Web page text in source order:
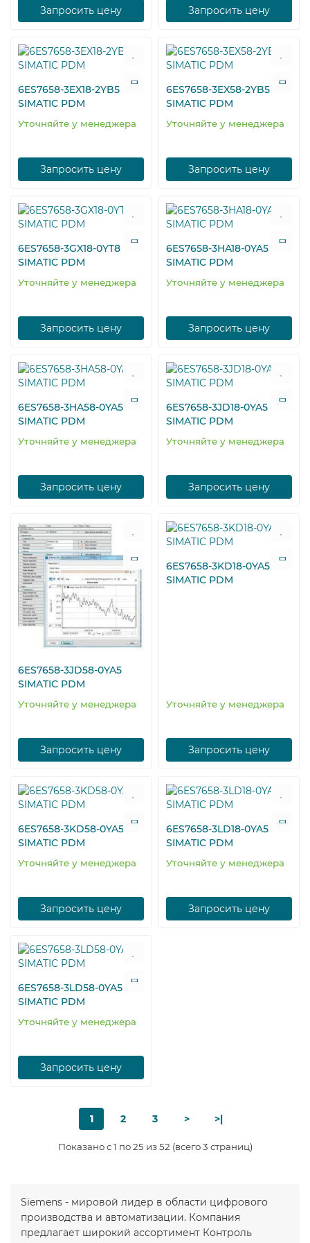
Запросить цену Запросить цену
6ES7658-3EX18-2YB5
SIMATIC PDM
Уточняйте у менеджера
Запросить цену
6ES7658-3EX58-2YB5
SIMATIC PDM
Уточняйте у менеджера
Запросить цену
6ES7658-3GX18-0YT8
SIMATIC PDM
Уточняйте у менеджера
Запросить цену
6ES7658-3HA18-0YA5
SIMATIC PDM
Уточняйте у менеджера
Запросить цену
6ES7658-3HA58-0YA5
SIMATIC PDM
Уточняйте у менеджера
Запросить цену
6ES7658-3JD18-0YA5
SIMATIC PDM
Уточняйте у менеджера
Запросить цену
6ES7658-3JD58-0YA5
SIMATIC PDM
Уточняйте у менеджера
Запросить цену
6ES7658-3KD18-0YA5
SIMATIC PDM
Уточняйте у менеджера
Запросить цену
6ES7658-3KD58-0YA5
SIMATIC PDM
Уточняйте у менеджера
Запросить цену
6ES7658-3LD18-0YA5
SIMATIC PDM
Уточняйте у менеджера
Запросить цену
6ES7658-3LD58-0YA5
SIMATIC PDM
Уточняйте у менеджера
Запросить цену
1 2 3 > >|
Показано с 1 по 25 из 52 (всего 3 страниц)
Siemens - мировой лидер в области цифрового
производства и автоматизации. Компания
предлагает широкий ассортимент Контроль